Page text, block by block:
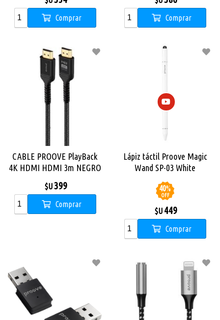
Comprar Comprar
CABLE PROOVE PlayBack
4K HDMI HDMI 3m NEGRO
$U399
Comprar
Lápiz táctil Proove Magic
Wand SP-03 White
40%
OFF
$U 449
Comprar